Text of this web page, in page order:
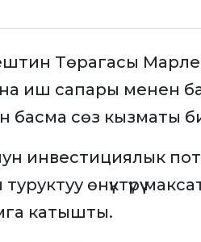
Төрагасы
иш сапары менен
басма сөз кызматы
инвестициялык
өнүктүрүү
катышты.